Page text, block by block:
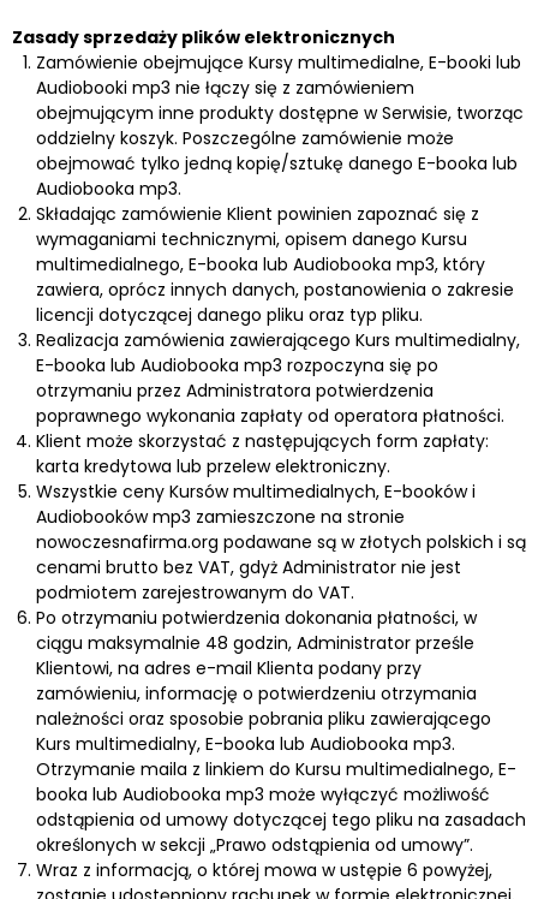
Zasady sprzedaży plików elektronicznych
Zamówienie obejmujące Kursy multimedialne, E-booki lub
Audiobooki mp3 nie łączy się z zamówieniem
obejmującym inne produkty dostępne w Serwisie, tworząc
oddzielny koszyk. Poszczególne zamówienie może
obejmować tylko jedną kopię/sztukę danego E-booka lub
Audiobooka mp3.
Składając zamówienie Klient powinien zapoznać się z
wymaganiami technicznymi, opisem danego Kursu
multimedialnego, E-booka lub Audiobooka mp3, który
zawiera, oprócz innych danych, postanowienia o zakresie
licencji dotyczącej danego pliku oraz typ pliku.
Realizacja zamówienia zawierającego Kurs multimedialny,
E-booka lub Audiobooka mp3 rozpoczyna się po
otrzymaniu przez Administratora potwierdzenia
poprawnego wykonania zapłaty od operatora płatności.
Klient może skorzystać z następujących form zapłaty:
karta kredytowa lub przelew elektroniczny.
Wszystkie ceny Kursów multimedialnych, E-booków i
Audiobooków mp3 zamieszczone na stronie
nowoczesnafirma.org podawane są w złotych polskich i są
cenami brutto bez VAT, gdyż Administrator nie jest
podmiotem zarejestrowanym do VAT.
Po otrzymaniu potwierdzenia dokonania płatności, w
ciągu maksymalnie 48 godzin, Administrator prześle
Klientowi, na adres e-mail Klienta podany przy
zamówieniu, informację o potwierdzeniu otrzymania
należności oraz sposobie pobrania pliku zawierającego
Kurs multimedialny, E-booka lub Audiobooka mp3.
Otrzymanie maila z linkiem do Kursu multimedialnego, E-
booka lub Audiobooka mp3 może wyłączyć możliwość
odstąpienia od umowy dotyczącej tego pliku na zasadach
określonych w sekcji „Prawo odstąpienia od umowy”.
Wraz z informacją, o której mowa w ustępie 6 powyżej,